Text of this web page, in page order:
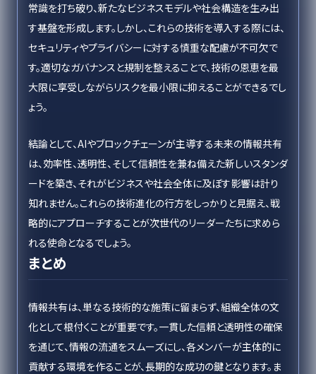
常識を打ち破り、新たなビジネスモデルや社会構造を生み出
す基盤を形成します。しかし、これらの技術を導入する際には、
セキュリティやプライバシーに対する慎重な配慮が不可欠で
す。適切なガバナンスと規制を整えることで、技術の恩恵を最
大限に享受しながらリスクを最小限に抑えることができるでし
ょう。
結論として、AIやブロックチェーンが主導する未来の情報共有
は、効率性、透明性、そして信頼性を兼ね備えた新しいスタンダ
ードを築き、それがビジネスや社会全体に及ぼす影響は計り
知れません。これらの技術進化の行方をしっかりと見据え、戦
略的にアプローチすることが次世代のリーダーたちに求めら
れる使命となるでしょう。
まとめ
情報共有は、単なる技術的な施策に留まらず、組織全体の文
化として根付くことが重要です。一貫した信頼と透明性の確保
を通じて、情報の流通をスムーズにし、各メンバーが主体的に
貢献する環境を作ることが、長期的な成功の鍵となります。ま